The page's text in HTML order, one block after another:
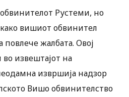
Рустеми, но
вишиот обвинител
повлече жалбата. Овој
во извештајот на
извршија надзор
Вишо обвинителство